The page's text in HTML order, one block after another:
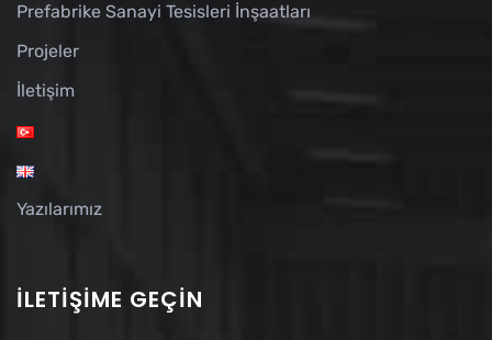
Prefabrike Sanayi Tesisleri İnşaatları
Projeler
İletişim
Yazılarımız
İLETIŞIME GEÇIN